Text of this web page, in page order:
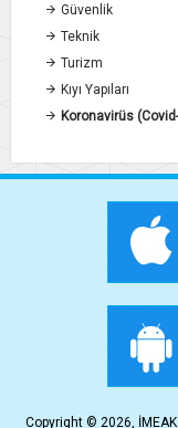
Güvenlik
Teknik
Turizm
Kıyı Yapıları
Koronavirüs
Copyright © 2026,